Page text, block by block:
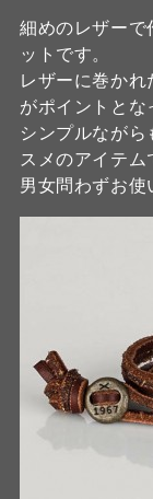
細めのレザーで
ットです。
レザーに巻か
がポイントとな
シンプルなが
スメのアイテム
男女問わずお使